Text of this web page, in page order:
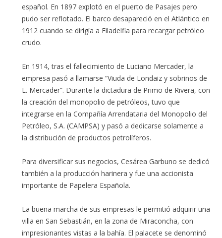
español. En 1897 explotó en el puerto de Pasajes pero
pudo ser reflotado. El barco desapareció en el Atlántico en
1912 cuando se dirigía a Filadelfia para recargar petróleo
crudo.
En 1914, tras el fallecimiento de Luciano Mercader, la
empresa pasó a llamarse “Viuda de Londaiz y sobrinos de
L. Mercader”. Durante la dictadura de Primo de Rivera, con
la creación del monopolio de petróleos, tuvo que
integrarse en la Compañía Arrendataria del Monopolio del
Petróleo, S.A. (CAMPSA) y pasó a dedicarse solamente a
la distribución de productos petrolíferos.
Para diversificar sus negocios, Cesárea Garbuno se dedicó
también a la producción harinera y fue una accionista
importante de Papelera Española.
La buena marcha de sus empresas le permitió adquirir una
villa en San Sebastián, en la zona de Miraconcha, con
impresionantes vistas a la bahía. El palacete se denominó